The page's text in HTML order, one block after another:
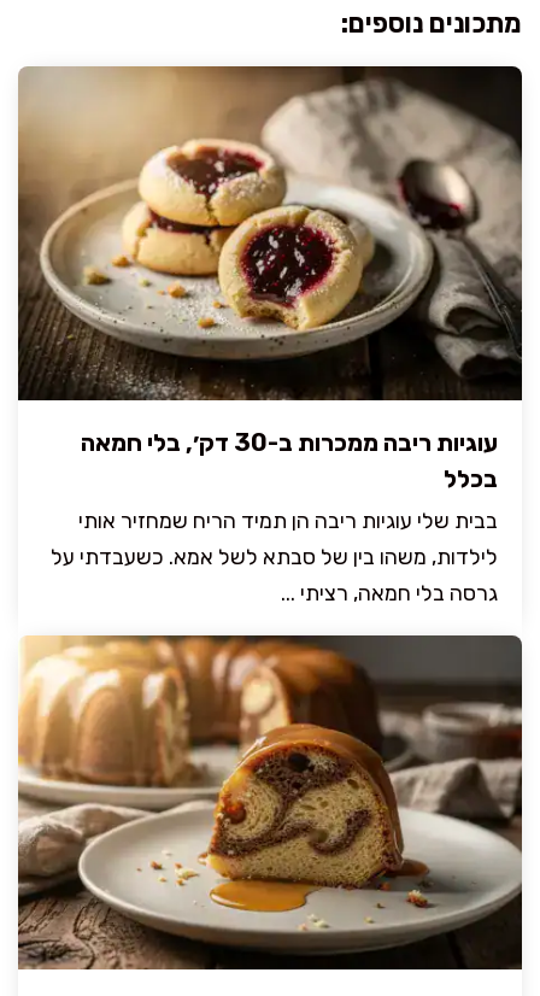
מתכונים נוספים:
עוגיות ריבה ממכרות ב-30 דק׳, בלי חמאה
בכלל
בבית שלי עוגיות ריבה הן תמיד הריח שמחזיר אותי
לילדות, משהו בין של סבתא לשל אמא. כשעבדתי על
גרסה בלי חמאה, רציתי ...